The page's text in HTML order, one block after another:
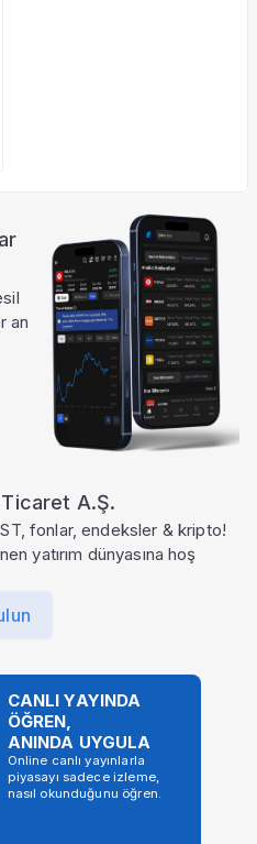
an
Ticaret A.Ş.
fonlar, endeksler & kripto!
yatırım dünyasına hoş
CANLI YAYINDA
ÖĞREN,
ANINDA UYGULA
Online canlı yayınlarla
piyasayı sadece izleme,
nasıl okunduğunu öğren.